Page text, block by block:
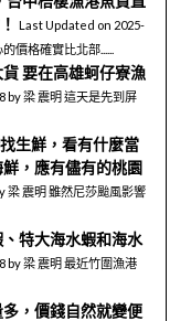
Last Updated on 2025-
價格確實比北部......
要在高雄蚵仔寮漁
by 梁 震明 這天是先到屏
生鮮，看有什麼當
，應有儘有的桃園
梁 震明 雖然尼莎颱風影響
特大海水蝦和海水
by 梁 震明 最近竹圍漁港
，價錢自然就變便